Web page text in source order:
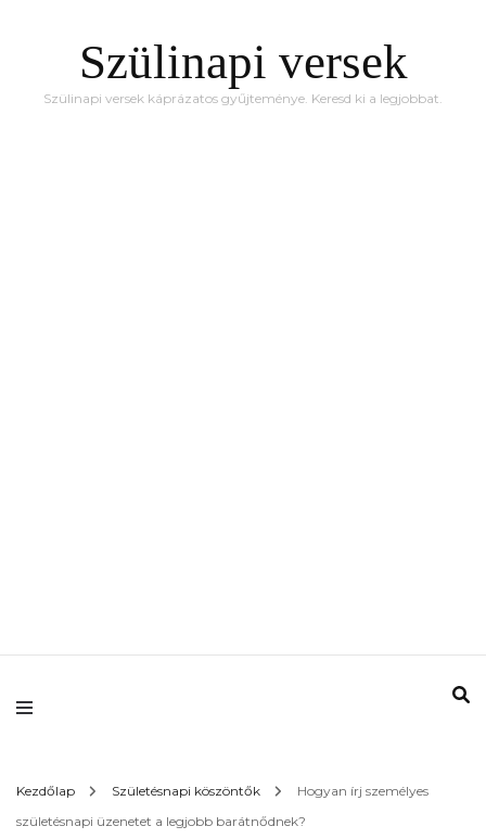
Szülinapi versek
Szülinapi versek káprázatos gyűjteménye. Keresd ki a legjobbat.
Kezdőlap Születésnapi köszöntők
Hogyan írj személyes
születésnapi üzenetet a legjobb barátnődnek?